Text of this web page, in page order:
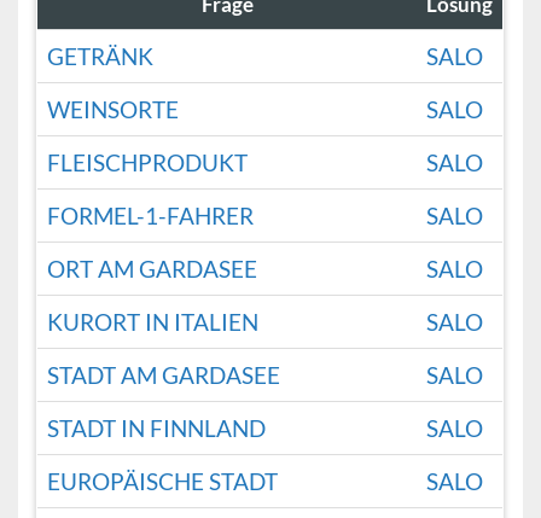
GETRÄNK
SALO
WEINSORTE
SALO
FLEISCHPRODUKT
SALO
FORMEL-1-FAHRER
SALO
ORT AM GARDASEE
SALO
KURORT IN ITALIEN
SALO
STADT AM GARDASEE
SALO
STADT IN FINNLAND
SALO
EUROPÄISCHE STADT
SALO